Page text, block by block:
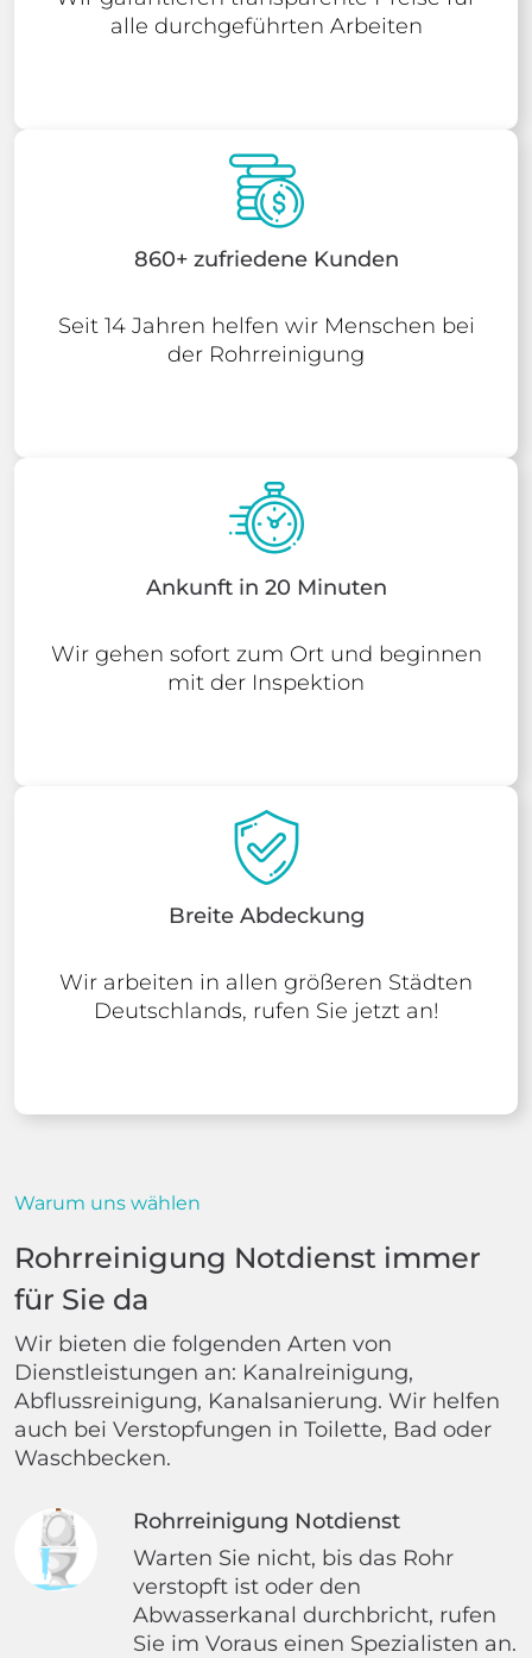
alle durchgeführten Arbeiten
860+ zufriedene Kunden
Seit 14 Jahren helfen wir Menschen bei
der Rohrreinigung
Ankunft in 20 Minuten
Wir gehen sofort zum Ort und beginnen
mit der Inspektion
Breite Abdeckung
Wir arbeiten in allen größeren Städten
Deutschlands, rufen Sie jetzt an!
Warum uns wählen
Rohrreinigung Notdienst immer
für Sie da
Wir bieten die folgenden Arten von
Dienstleistungen an: Kanalreinigung,
Abflussreinigung, Kanalsanierung. Wir helfen
auch bei Verstopfungen in Toilette, Bad oder
Waschbecken.
Rohrreinigung Notdienst
Warten Sie nicht, bis das Rohr
verstopft ist oder den
Abwasserkanal durchbricht, rufen
Sie im Voraus einen Spezialisten an.